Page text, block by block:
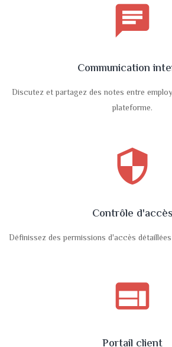
chat
Communication
Discutez et partagez des notes entre
plateforme.
security
Contrôle d'accès
Définissez des permissions d'accès
web